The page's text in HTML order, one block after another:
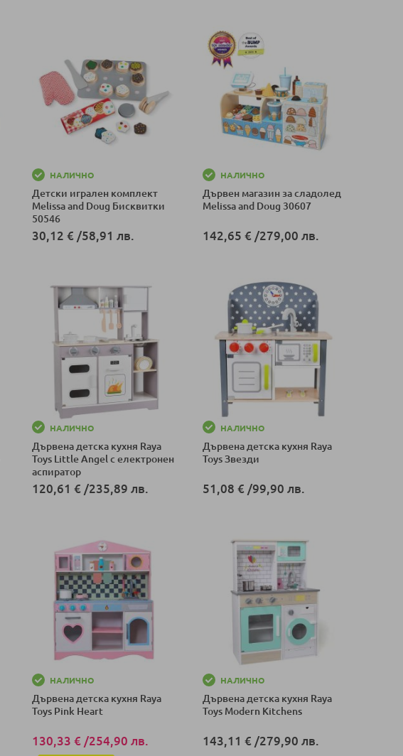
НАЛИЧНО
Детски игрален комплект
Melissa and Doug Бисквитки
50546
30,12 € /58,91 лв.
НАЛИЧНО
Дървен магазин за сладолед
Melissa and Doug 30607
142,65 €/279,00 лв.
НАЛИЧНО
Дървена детска кухня Raya
Toys Little Angel с електронен
аспиратор
120,61 € /235,89 лв.
НАЛИЧНО
Дървена детска кухня Raya
Toys Звезди
51,08 €/99,90 лв.
НАЛИЧНО
Дървена детска кухня Raya
Toys Pink Heart
130,33 € /254,90 лв.
НАЛИЧНО
Дървена детска кухня Raya
Toys Modern Kitchens
143,11 €/279,90 лв.